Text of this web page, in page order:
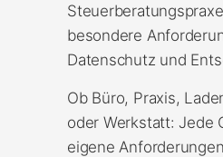
besondere
Datenschutz und
Ob Büro, Praxis,
oder Werkstatt: Jede
eigene